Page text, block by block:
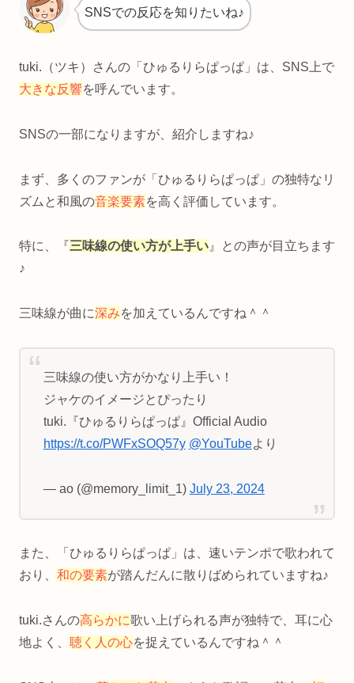
SNSでの反応を知りたいね♪
tuki.（ツキ）さんの「ひゅるりらぱっぱ」は、SNS上で
大きな反響を呼んでいます。
SNSの一部になりますが、紹介しますね♪
まず、多くのファンが「ひゅるりらぱっぱ」の独特なリ
ズムと和風の音楽要素を高く評価しています。
特に、『 三味線の使い方が上手い』との声が目立ちます
♪
三味線が曲に深みを加えているんですね＾＾
三味線の使い方がかなり上手い！
ジャケのイメージとぴったり
tuki.『ひゅるりらぱっぱ』Official Audio
https://t.co/PWFxSOQ57y @YouTubeより
— ao (@memory_limit_1) July 23, 2024
また、「ひゅるりらぱっぱ」は、速いテンポで歌われて
おり、 和の要素が踏んだんに散りばめられていますね♪
tuki.さんの高らかに歌い上げられる声が独特で、耳に心
地よく、 聴く人の心を捉えているんですね＾＾